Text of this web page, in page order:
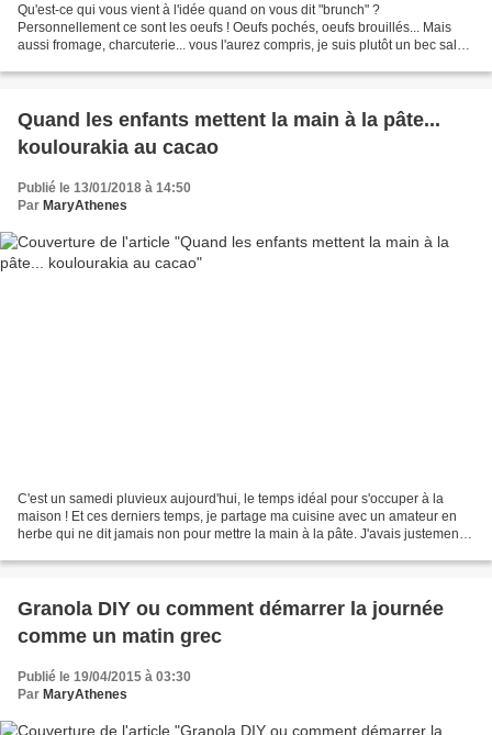
Qu'est-ce qui vous vient à l'idée quand on vous dit "brunch" ?
Personnellement ce sont les oeufs ! Oeufs pochés, oeufs brouillés... Mais
aussi fromage, charcuterie... vous l'aurez compris, je suis plutôt un bec salé.
Quand les enfants mettent la main à la pâte...
koulourakia au cacao
Publié le 13/01/2018 à 14:50
Par MaryAthenes
C'est un samedi pluvieux aujourd'hui, le temps idéal pour s'occuper à la
maison ! Et ces derniers temps, je partage ma cuisine avec un amateur en
herbe qui ne dit jamais non pour mettre la main à la pâte. J'avais justement
Granola DIY ou comment démarrer la journée
comme un matin grec
Publié le 19/04/2015 à 03:30
Par MaryAthenes